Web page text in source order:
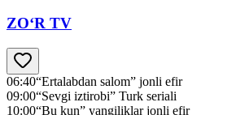
ZO‘R TV
06:40“Ertalabdan salom” jonli efir
09:00“Sevgi iztirobi” Turk seriali
10:00“Bu kun” yangiliklar jonli efir